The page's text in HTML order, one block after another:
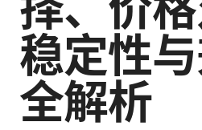
稳定性
全解析